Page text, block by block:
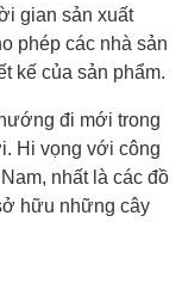
gian sản xuất
phép các nhà sản
kế của sản phẩm.
đi mới trong
Hi vọng với công
nhất là các đồ
hữu những cây